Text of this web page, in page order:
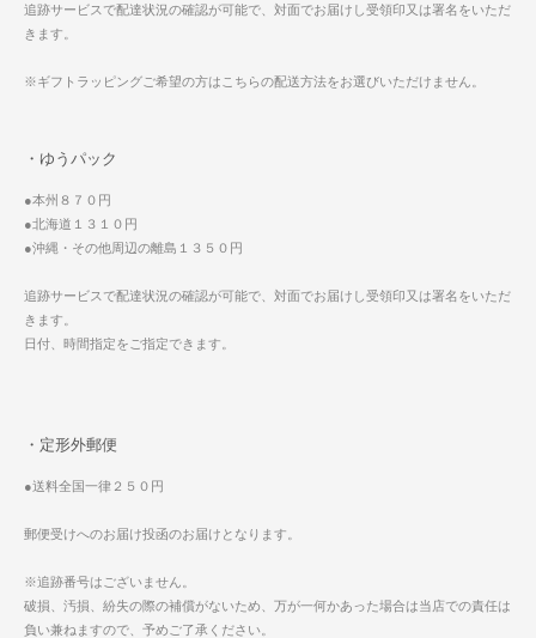
追跡サービスで配達状況の確認が可能で、対面でお届けし受領印又は署名をいただ
きます。
※ギフトラッピングご希望の方はこちらの配送方法をお選びいただけません。
・ゆうパック
●本州８７０円
●北海道１３１０円
●沖縄・その他周辺の離島１３５０円
追跡サービスで配達状況の確認が可能で、対面でお届けし受領印又は署名をいただ
きます。
日付、時間指定をご指定できます。
・定形外郵便
●送料全国一律２５０円
郵便受けへのお届け投函のお届けとなります。
※追跡番号はございません。
破損、汚損、紛失の際の補償がないため、万が一何かあった場合は当店での責任は
負い兼ねますので、予めご了承ください。